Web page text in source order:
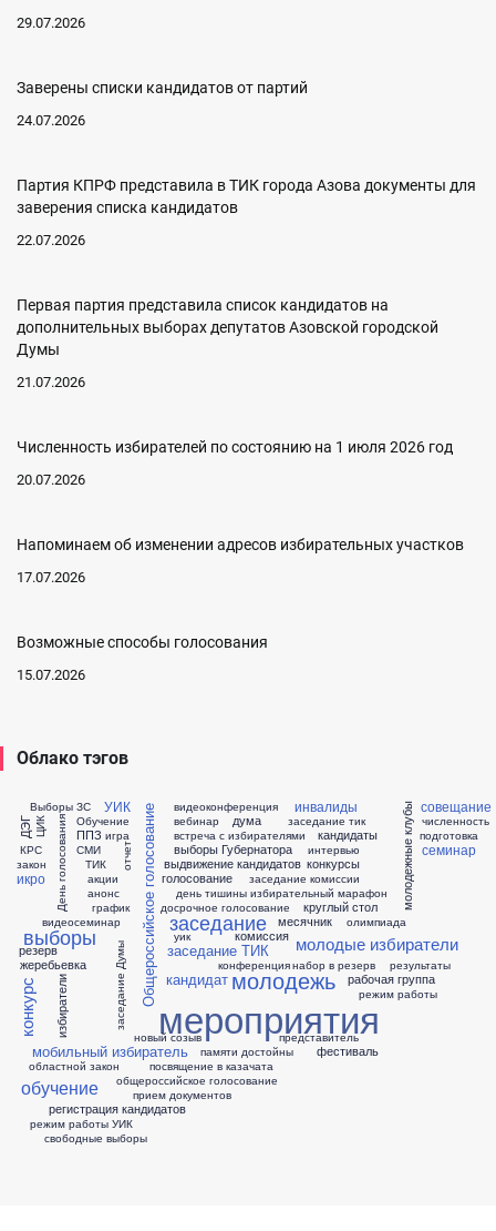
29.07.2026
Заверены списки кандидатов от партий
24.07.2026
Партия КПРФ представила в ТИК города Азова документы для
заверения списка кандидатов
22.07.2026
Первая партия представила список кандидатов на
дополнительных выборах депутатов Азовской городской
Думы
21.07.2026
Численность избирателей по состоянию на 1 июля 2026 год
20.07.2026
Напоминаем об изменении адресов избирательных участков
17.07.2026
Возможные способы голосования
15.07.2026
Облако тэгов
Выборы ЗС
ДЭГ День голосования
КРС
Обучение Общероссийское голосование
ППЗ
СМИ
ТИК
УИК
ЦИК
акции
анонс
вебинар
видеоконференция
видеосеминар
встреча с избирателями
выборы
выборы Губернатора
выдвижение кандидатов
голосование
график
день тишины
досрочное голосование
дума
жеребьевка
закон
заседание
заседание Думы заседание ТИК
заседание комиссии
заседание тик
игра
избиратели
избирательный марафон
икро
инвалиды
интервью
кандидат
кандидаты
комиссия
конкурс
конкурсы
конференция
круглый стол
мероприятия
месячник
мобильный избиратель
молодежные клубы
молодежь
молодые избиратели
набор в резерв
новый созыв
областной закон
обучение общероссийское голосование
олимпиада
отчет
памяти достойны
подготовка
посвящение в казачата
представитель
прием документов
рабочая группа
регистрация кандидатов
режим работы
режим работы УИК
резерв
результаты
свободные выборы
семинар
совещание
уик
фестиваль
численность